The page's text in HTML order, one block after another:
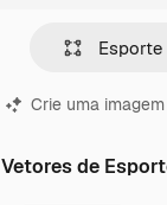
Crie uma
Vetores de